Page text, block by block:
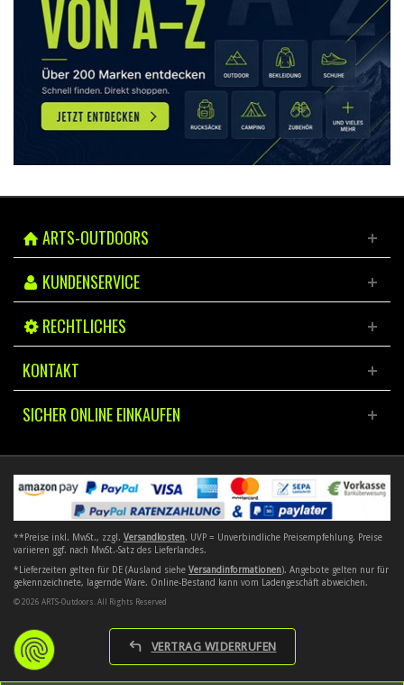
ARTS-OUTDOORS
KUNDENSERVICE
RECHTLICHES
KONTAKT
SICHER ONLINE EINKAUFEN
VERTRAG WIDERRUFEN
**Preise inkl. MwSt., zzgl. Versandkosten. UVP = Unverbindliche Preisempfehlung. Preise
variieren ggf. nach MwSt.-Satz des Lieferlandes.
*Lieferzeiten gelten für DE (Ausland siehe Versandinformationen). Angebote gelten nur für
gekennzeichnete, lagernde Ware. Online-Bestand kann vom Ladengeschäft abweichen.
© 2026 ARTS-Outdoors. All Rights Reserved